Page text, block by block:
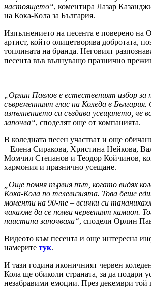
настоящето“, коментира Лазар
на Кока-Кола за България.
Изпълнението на песента е поверено на
артист, който олицетворява добротата,
топлината на бранда. Неговият
песента във вълнуващо празнично
„Орлин Павлов е естественият избор за
съвременният глас на Коледа в
изпълнението си създава усещането, че
започва“, споделят още от компанията.
В коледната песен участват и още
– Елена Сиракова, Христина Нейкова,
Момчил Степанов и Теодор Койчинов,
хармония и празнично усещане.
„Още помня първия път, когато видях
Кока-Кола по телевизията. Това беше
моменти на 90-те – всички си
чакахме да се появи червеният камион.
наистина започваха“, сподели Орлин
Видеото към песента и още интересна
намерите тук.
И тази година иконичният червен
Кола ще обиколи страната, за да подари
незабравими емоции. През декември той